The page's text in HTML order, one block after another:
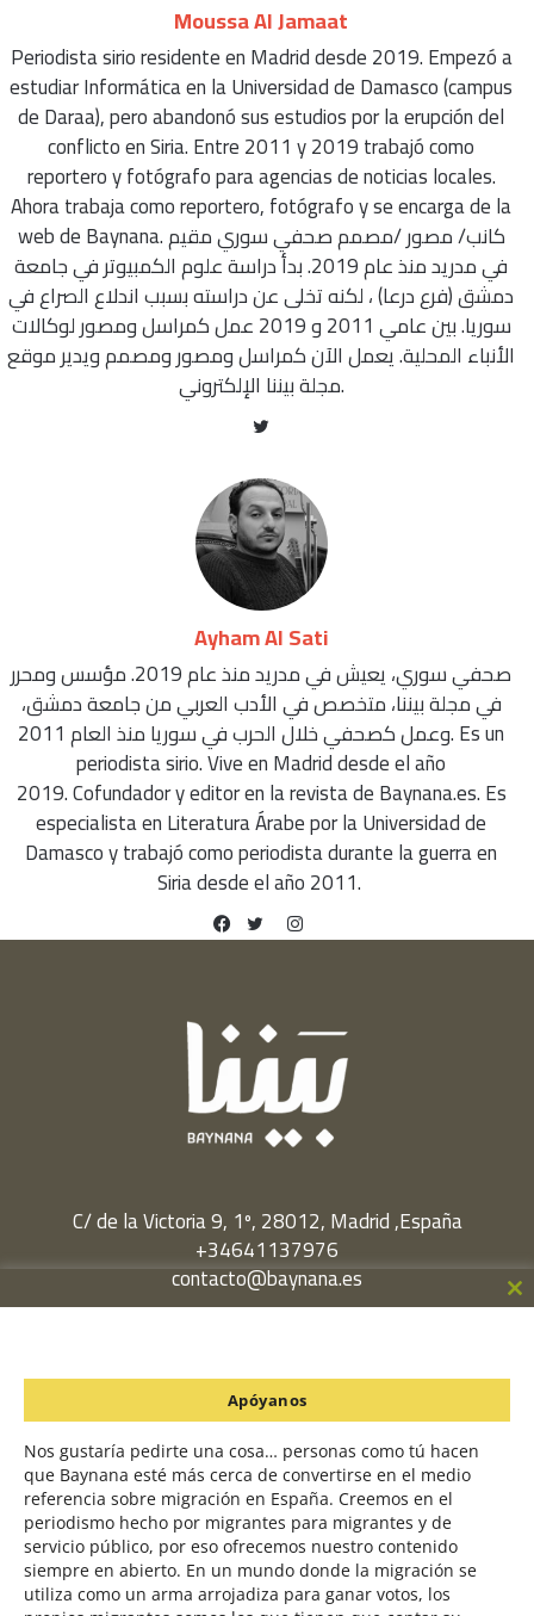
Moussa Al Jamaat
Periodista sirio residente en Madrid desde 2019. Empezó a
estudiar Informática en la Universidad de Damasco (campus
de Daraa), pero abandonó sus estudios por la erupción del
conflicto en Siria. Entre 2011 y 2019 trabajó como
reportero y fotógrafo para agencias de noticias locales.
Ahora trabaja como reportero, fotógrafo y se encarga de la
web de Baynana. كانب/ مصور /مصمم صحفي سوري مقيم
في مدريد منذ عام 2019. بدأ دراسة علوم الكمبيوتر في جامعة
دمشق (فرع درعا) ، لكنه تخلى عن دراسته بسبب اندلاع الصراع في
سوريا. بين عامي 2011 و 2019 عمل كمراسل ومصور لوكالات
الأنباء المحلية. يعمل الآن كمراسل ومصور ومصمم ويدير موقع
مجلة بيننا الإلكتروني.
Ayham Al Sati
صحفي سوري، يعيش في مدريد منذ عام 2019. مؤسس ومحرر
في مجلة بيننا، متخصص في الأدب العربي من جامعة دمشق،
وعمل كصحفي خلال الحرب في سوريا منذ العام 2011. Es un
periodista sirio. Vive en Madrid desde el año
2019. Cofundador y editor en la revista de Baynana.es. Es
especialista en Literatura Árabe por la Universidad de
Damasco y trabajó como periodista durante la guerra en
Siria desde el año 2011.
Instagram
C/ de la Victoria 9, 1º, 28012, Madrid ,España
+34641137976
contacto@baynana.es
Política de Privacidad
Política de Cookies
Un proyecto en colaboración con
Utilizamos cookies para ofrecerte la mejor experiencia en nuestra
Nos gustaría pedirte una cosa… personas como tú hacen
que Baynana esté más cerca de convertirse en el medio
referencia sobre migración en España. Creemos en el
periodismo hecho por migrantes para migrantes y de
servicio público, por eso ofrecemos nuestro contenido
siempre en abierto. En un mundo donde la migración se
utiliza como un arma arrojadiza para ganar votos, los
Apóyanos